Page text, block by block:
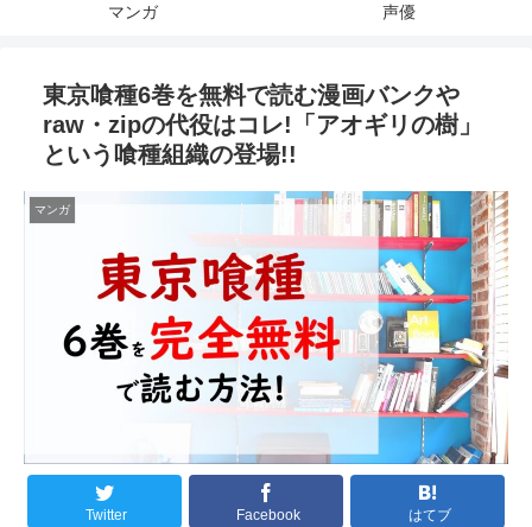
マンガ 声優
東京喰種6巻を無料で読む漫画バンクや
raw・zipの代役はコレ!「アオギリの樹」
という喰種組織の登場!!
マンガ
Twitter Facebook はてブ